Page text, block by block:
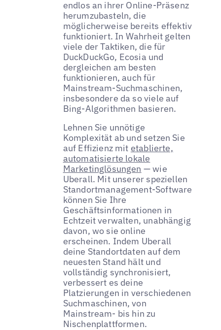
endlos an ihrer Online-Präsenz
herumzubasteln, die
möglicherweise bereits effektiv
funktioniert. In Wahrheit gelten
viele der Taktiken, die für
DuckDuckGo, Ecosia und
dergleichen am besten
funktionieren, auch für
Mainstream-Suchmaschinen,
insbesondere da so viele auf
Bing-Algorithmen basieren.
Lehnen Sie unnötige
Komplexität ab und setzen Sie
auf Effizienz mit etablierte,
automatisierte lokale
Marketinglösungen — wie
Uberall. Mit unserer speziellen
Standortmanagement-Software
können Sie Ihre
Geschäftsinformationen in
Echtzeit verwalten, unabhängig
davon, wo sie online
erscheinen. Indem Uberall
deine Standortdaten auf dem
neuesten Stand hält und
vollständig synchronisiert,
verbessert es deine
Platzierungen in verschiedenen
Suchmaschinen, von
Mainstream- bis hin zu
Nischenplattformen.